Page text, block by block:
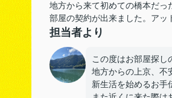
地方から来て初めての橋本だっ
部屋の契約が出来ました。アッ
担当者より
この度はお部屋探し
地方からの上京、不
新生活を始めるお手